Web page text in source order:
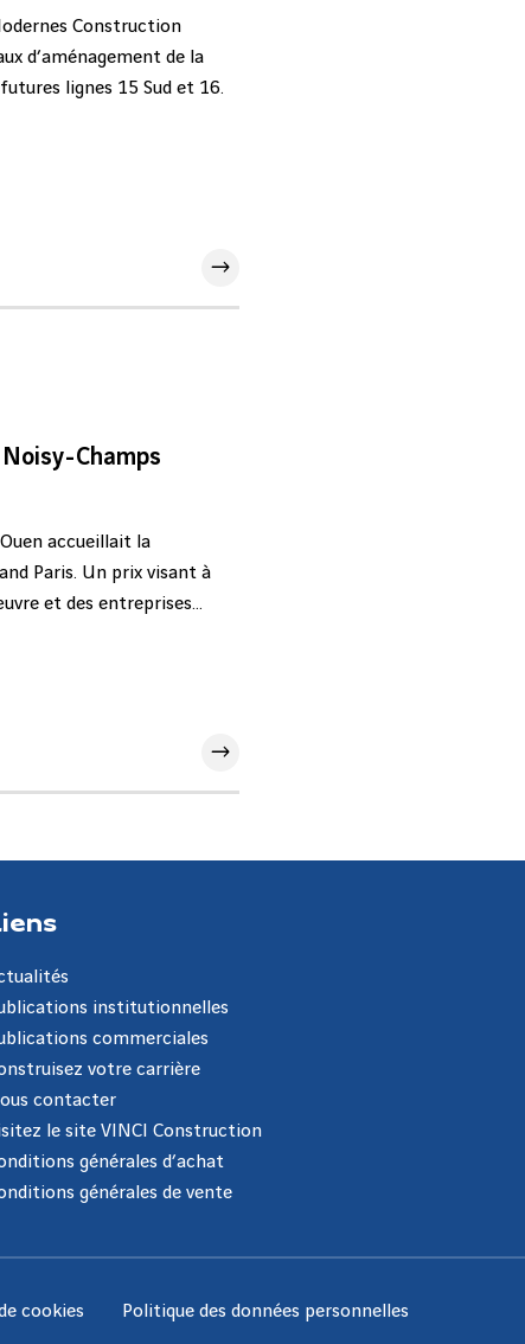
Construction
d’aménagement de la
lignes 15 Sud et 16.
Champs
accueillait la
Paris. Un prix visant à
et des entreprises
institutionnelles
commerciales
votre carrière
contacter
le site VINCI Construction
générales d’achat
générales de vente
cookies Politique des données personnelles